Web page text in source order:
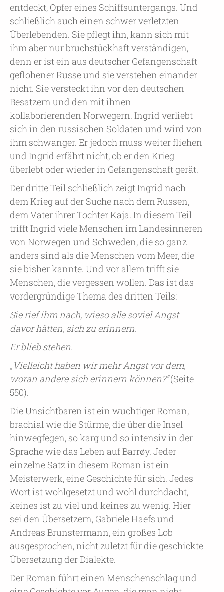
entdeckt, Opfer eines Schiffsuntergangs. Und
schließlich auch einen schwer verletzten
Überlebenden. Sie pflegt ihn, kann sich mit
ihm aber nur bruchstückhaft verständigen,
denn er ist ein aus deutscher Gefangenschaft
geflohener Russe und sie verstehen einander
nicht. Sie versteckt ihn vor den deutschen
Besatzern und den mit ihnen
kollaborierenden Norwegern. Ingrid verliebt
sich in den russischen Soldaten und wird von
ihm schwanger. Er jedoch muss weiter fliehen
und Ingrid erfährt nicht, ob er den Krieg
überlebt oder wieder in Gefangenschaft gerät.
Der dritte Teil schließlich zeigt Ingrid nach
dem Krieg auf der Suche nach dem Russen,
dem Vater ihrer Tochter Kaja. In diesem Teil
trifft Ingrid viele Menschen im Landesinneren
von Norwegen und Schweden, die so ganz
anders sind als die Menschen vom Meer, die
sie bisher kannte. Und vor allem trifft sie
Menschen, die vergessen wollen. Das ist das
vordergründige Thema des dritten Teils:
Sie rief ihm nach, wieso alle soviel Angst
davor hätten, sich zu erinnern.
Er blieb stehen.
„Vielleicht haben wir mehr Angst vor dem,
woran andere sich erinnern können?“(Seite
550).
Die Unsichtbaren ist ein wuchtiger Roman,
brachial wie die Stürme, die über die Insel
hinwegfegen, so karg und so intensiv in der
Sprache wie das Leben auf Barrøy. Jeder
einzelne Satz in diesem Roman ist ein
Meisterwerk, eine Geschichte für sich. Jedes
Wort ist wohlgesetzt und wohl durchdacht,
keines ist zu viel und keines zu wenig. Hier
sei den Übersetzern, Gabriele Haefs und
Andreas Brunstermann, ein großes Lob
ausgesprochen, nicht zuletzt für die geschickte
Übersetzung der Dialekte.
Der Roman führt einen Menschenschlag und